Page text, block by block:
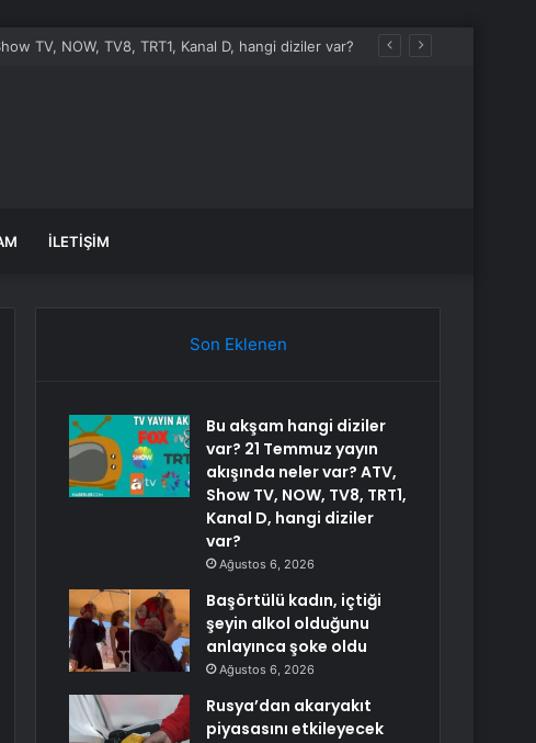
TV, NOW, TV8, TRT1, Kanal D, hangi diziler var?
İLETIŞIM
Son Eklenen
Bu akşam hangi diziler
var? 21 Temmuz yayın
akışında neler var? ATV,
Show TV, NOW, TV8, TRT1,
Kanal D, hangi diziler
var?
Ağustos 6, 2026
Başörtülü kadın, içtiği
şeyin alkol olduğunu
anlayınca şoke oldu
Ağustos 6, 2026
Rusya’dan akaryakıt
piyasasını etkileyecek